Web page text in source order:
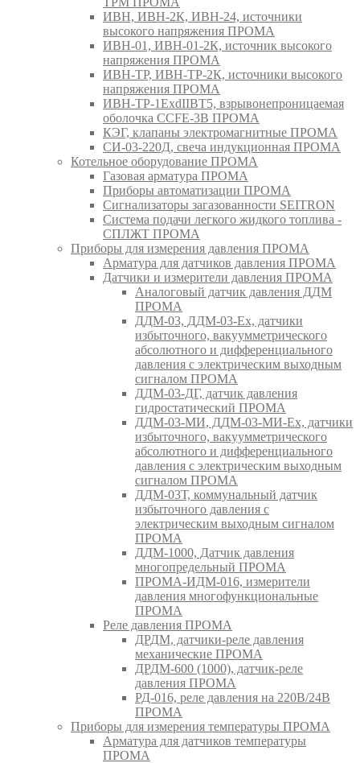
ИВН, ИВН-2К, ИВН-24, источники
высокого напряжения ПРОМА
ИВН-01, ИВН-01-2К, источник высокого
напряжения ПРОМА
ИВН-ТР, ИВН-ТР-2К, источники высокого
напряжения ПРОМА
ИВН-ТР-1ExdIIBT5, взрывонепроницаемая
оболочка CCFE-3B ПРОМА
КЭГ, клапаны электромагнитные ПРОМА
СИ-03-220Д, свеча индукционная ПРОМА
Котельное оборудование ПРОМА
Газовая арматура ПРОМА
Приборы автоматизации ПРОМА
Сигнализаторы загазованности SEITRON
Система подачи легкого жидкого топлива -
СПЛЖТ ПРОМА
Приборы для измерения давления ПРОМА
Арматура для датчиков давления ПРОМА
Датчики и измерители давления ПРОМА
Аналоговый датчик давления ДДМ
ПРОМА
ДДМ-03, ДДМ-03-Ех, датчики
избыточного, вакуумметрического
абсолютного и дифференциального
давления с электрическим выходным
сигналом ПРОМА
ДДМ-03-ДГ, датчик давления
гидростатический ПРОМА
ДДМ-03-МИ, ДДМ-03-МИ-Ех, датчики
избыточного, вакуумметрического
абсолютного и дифференциального
давления с электрическим выходным
сигналом ПРОМА
ДДМ-03Т, коммунальный датчик
избыточного давления с
электрическим выходным сигналом
ПРОМА
ДДМ-1000, Датчик давления
многопредельный ПРОМА
ПРОМА-ИДМ-016, измерители
давления многофункциональные
ПРОМА
Реле давления ПРОМА
ДРДМ, датчики-реле давления
механические ПРОМА
ДРДМ-600 (1000), датчик-реле
давления ПРОМА
РД-016, реле давления на 220В/24В
ПРОМА
Приборы для измерения температуры ПРОМА
Арматура для датчиков температуры
ПРОМА